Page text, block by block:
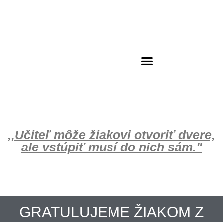
,,Učiteľ môže žiakovi otvoriť dvere,
ale vstúpiť musí do nich sám."
GRATULUJEME ŽIAKOM Z